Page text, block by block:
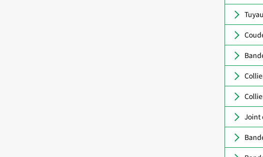
Joint